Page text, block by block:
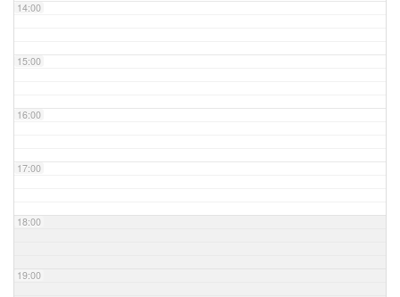
14:00
15:00
16:00
17:00
18:00
19:00